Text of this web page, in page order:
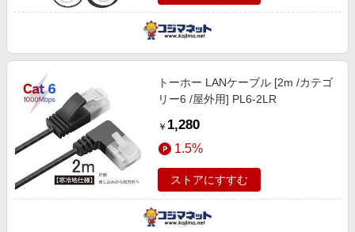
トーホー LANケーブル [2m /カテゴ
リー6 /屋外用] PL6-2LR
￥ 1,280
1.5%
ストアにすすむ